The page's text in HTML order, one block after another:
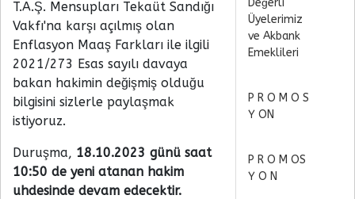
T.A.Ş. Mensupları Tekaüt Sandığı
Vakfı'na karşı açılmış olan
Enflasyon Maaş Farkları ile ilgili
2021/273 Esas sayılı davaya
bakan hakimin değişmiş olduğu
bilgisini sizlerle paylaşmak
istiyoruz.
Duruşma, 18.10.2023 günü saat
10:50 de yeni atanan hakim
uhdesinde devam edecektir.
Değerli
Üyelerimiz
ve Akbank
Emeklileri
P R O M O S
Y ON
P R O M OS
Y O N